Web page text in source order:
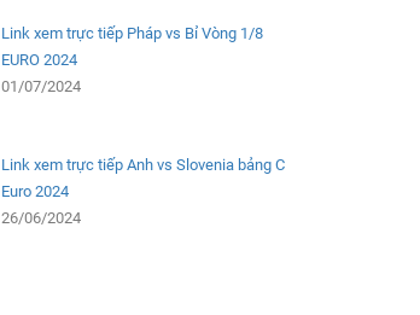
Link xem trực tiếp Pháp vs Bỉ Vòng 1/8
EURO 2024
01/07/2024
Link xem trực tiếp Anh vs Slovenia bảng C
Euro 2024
26/06/2024